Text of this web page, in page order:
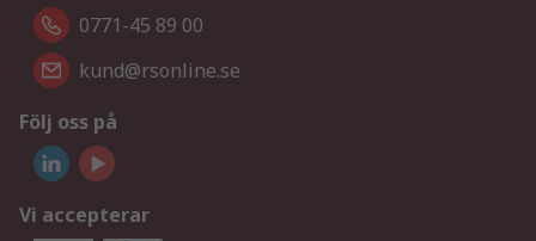
0771-45 89 00
kund@rsonline.se
Följ oss på
Vi accepterar